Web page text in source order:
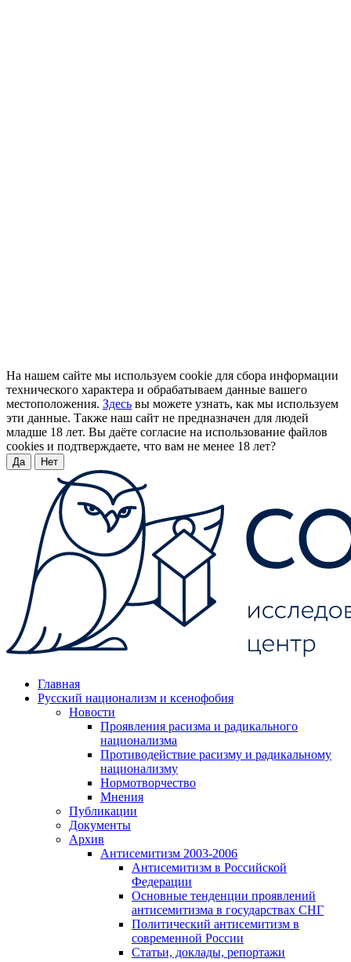
На нашем сайте мы используем cookie для сбора информации
технического характера и обрабатываем данные вашего
местоположения. Здесь вы можете узнать, как мы используем
эти данные. Также наш сайт не предназначен для людей
младше 18 лет. Вы даёте согласие на использование файлов
cookies и подтверждаете, что вам не менее 18 лет?
Да Нет
Главная
Русский национализм и ксенофобия
Новости
Проявления расизма и радикального
национализма
Противодействие расизму и радикальному
национализму
Нормотворчество
Мнения
Публикации
Документы
Архив
Антисемитизм 2003-2006
Антисемитизм в Российской
Федерации
Основные тенденции проявлений
антисемитизма в государствах СНГ
Политический антисемитизм в
современной России
Статьи, доклады, репортажи